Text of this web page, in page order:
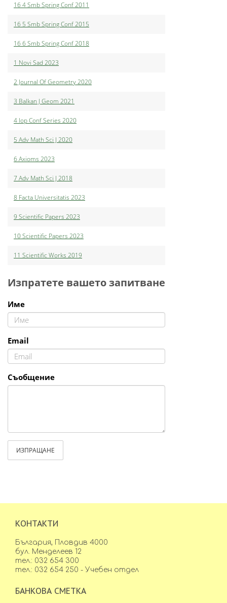
16 4 Smb Spring Conf 2011
16 5 Smb Spring Conf 2015
16 6 Smb Spring Conf 2018
1 Novi Sad 2023
2 Journal Of Geometry 2020
3 Balkan J Geom 2021
4 Iop Conf Series 2020
5 Adv Math Sci J 2020
6 Аxioms 2023
7 Adv Math Sci J 2018
8 Facta Universitatis 2023
9 Scientific Papers 2023
10 Scientific Papers 2023
11 Scientific Works 2019
Изпратете вашето запитване
Име
Email
Съобщение
ИЗПРАЩАНЕ
КОНТАКТИ
България, Пловдив 4000
бул. Менделеев 12
тел.: 032 654 300
тел.: 032 654 250 - Учебен отдел
БАНКОВА СМЕТКА